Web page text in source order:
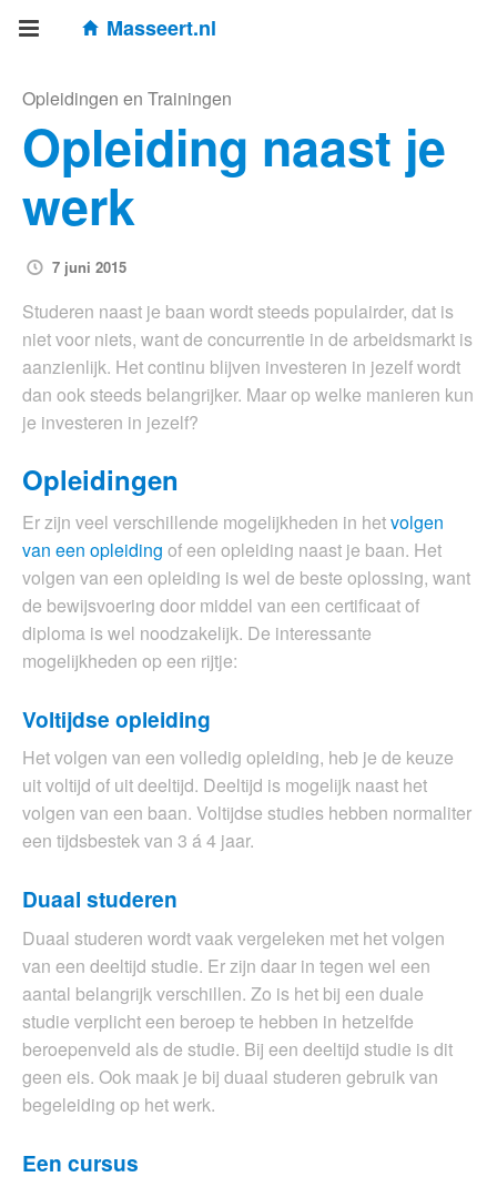
Masseert.nl
Opleidingen en Trainingen
Opleiding naast je
werk
7 juni 2015
Studeren naast je baan wordt steeds populairder, dat is
niet voor niets, want de concurrentie in de arbeidsmarkt is
aanzienlijk. Het continu blijven investeren in jezelf wordt
dan ook steeds belangrijker. Maar op welke manieren kun
je investeren in jezelf?
Opleidingen
Er zijn veel verschillende mogelijkheden in hetvolgen
van een opleiding of een opleiding naast je baan. Het
volgen van een opleiding is wel de beste oplossing, want
de bewijsvoering door middel van een certificaat of
diploma is wel noodzakelijk. De interessante
mogelijkheden op een rijtje:
Voltijdse opleiding
Het volgen van een volledig opleiding, heb je de keuze
uit voltijd of uit deeltijd. Deeltijd is mogelijk naast het
volgen van een baan. Voltijdse studies hebben normaliter
een tijdsbestek van 3 á 4 jaar.
Duaal studeren
Duaal studeren wordt vaak vergeleken met het volgen
van een deeltijd studie. Er zijn daar in tegen wel een
aantal belangrijk verschillen. Zo is het bij een duale
studie verplicht een beroep te hebben in hetzelfde
beroepenveld als de studie. Bij een deeltijd studie is dit
geen eis. Ook maak je bij duaal studeren gebruik van
begeleiding op het werk.
Een cursus